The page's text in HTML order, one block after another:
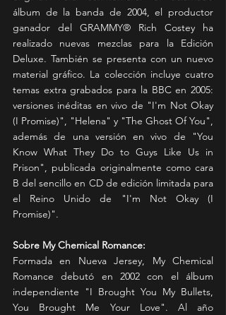
álbum de la banda de 2004, el productor
ganador del GRAMMY®️ Rich Costey ha
realizado nuevas mezclas para la Edición
Deluxe. También se presenta con un nuevo
material gráfico. La colección incluye cuatro
temas extra grabados para la BBC en 2005:
versiones inéditas en vivo de "I'm Not Okay
(I Promise)", "Helena" y "The Ghost Of You",
además de una versión en vivo de "You
Know What They Do to Guys Like Us in
Prison", publicada originalmente como cara
B del sencillo en CD de edición limitada para
el Reino Unido de "I'm Not Okay (I
Promise)".
Sobre My Chemical Romance:
Formada en Nueva Jersey, My Chemical
Romance debutó en 2002 con el álbum
independiente "I Brought You My Bullets,
You Brought Me Your Love". Al año